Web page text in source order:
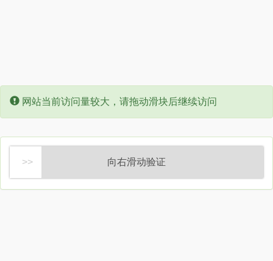
Error:
网站当前访问量较大，请拖动滑块后继续访问
向右滑动验证